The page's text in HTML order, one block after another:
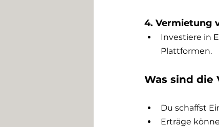
4. Vermietung
Investiere in
Plattformen.
Was sind die
Du schaffst
Erträge